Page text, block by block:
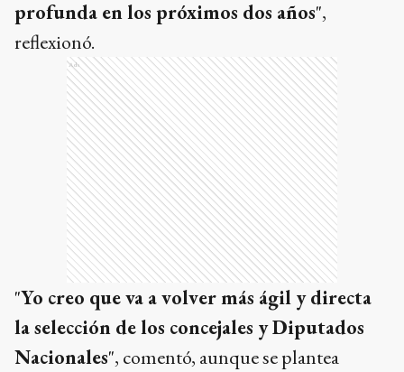
profunda en los próximos dos años",
reflexionó.
Ads
"Yo creo que va a volver más ágil y directa
la selección de los concejales y Diputados
Nacionales", comentó, aunque se plantea